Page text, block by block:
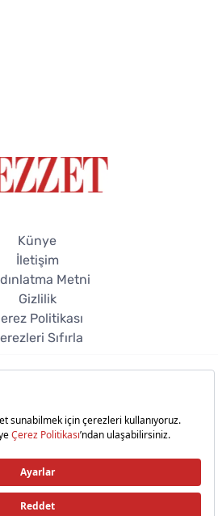
Künye
İletişim
Metni
Gizlilik
Politikası
Sıfırla
Tüm hakları saklıdır.